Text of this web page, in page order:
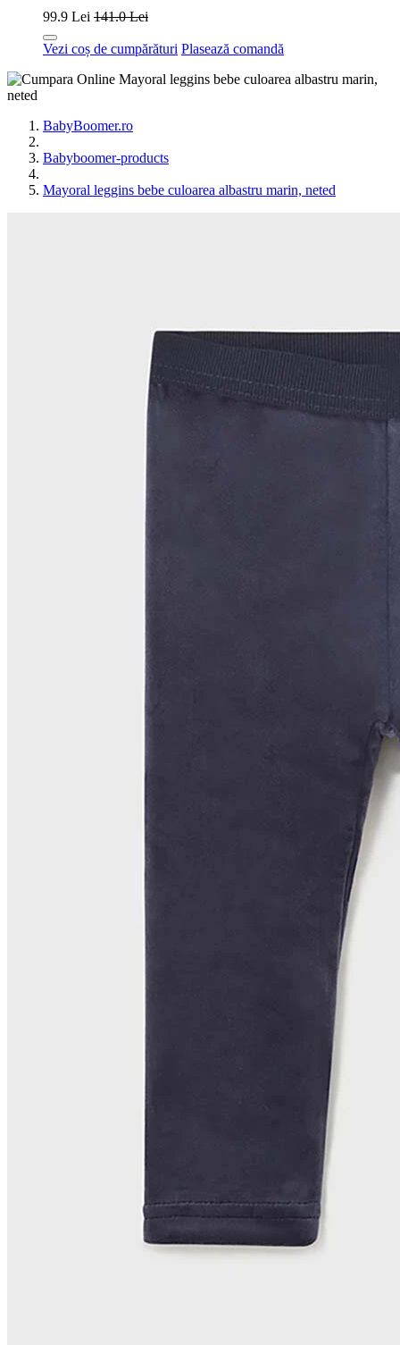
99.9 Lei 141.0 Lei
Vezi coș de cumpărături Plasează comandă
BabyBoomer.ro
Babyboomer-products
Mayoral leggins bebe culoarea albastru marin, neted